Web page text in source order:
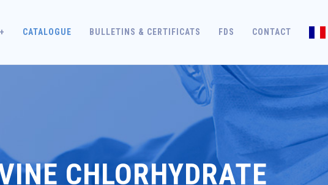
CATALOGUE BULLETINS & CERTIFICATS FDS CONTACT
CHLORHYDRATE